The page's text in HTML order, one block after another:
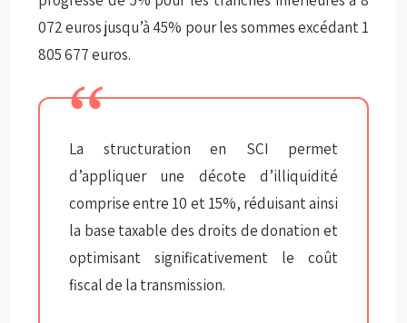
072 euros jusqu’à 45% pour les sommes excédant 1
805 677 euros.
La structuration en SCI permet
d’appliquer une décote d’illiquidité
comprise entre 10 et 15%, réduisant ainsi
la base taxable des droits de donation et
optimisant significativement le coût
fiscal de la transmission.